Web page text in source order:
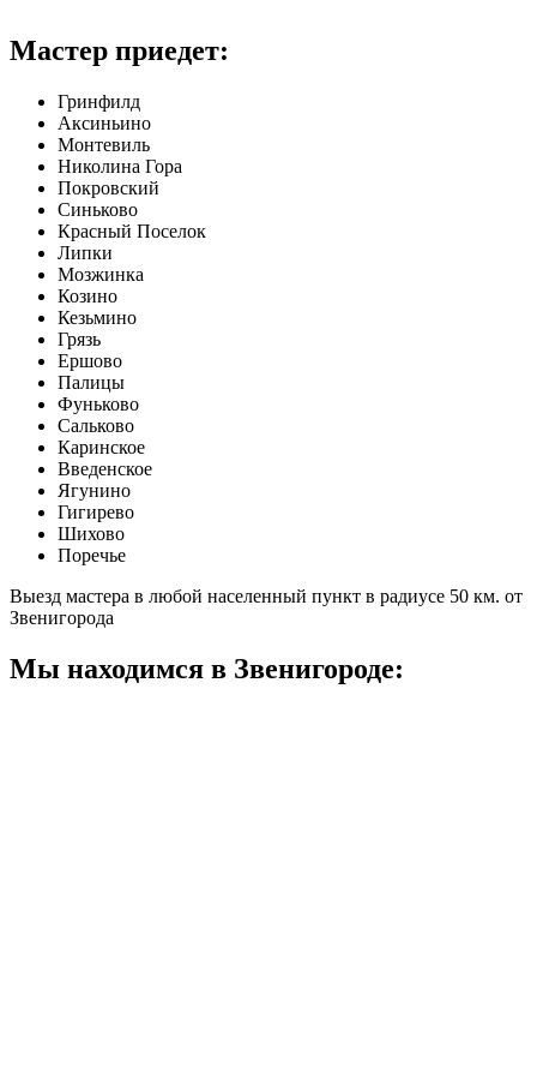
Мастер приедет:
Гринфилд
Аксиньино
Монтевиль
Николина Гора
Покровский
Синьково
Красный Поселок
Липки
Мозжинка
Козино
Кезьмино
Грязь
Ершово
Палицы
Фуньково
Сальково
Каринское
Введенское
Ягунино
Гигирево
Шихово
Поречье
Выезд мастера в любой населенный пункт в радиусе 50 км. от
Звенигорода
Мы находимся в Звенигороде: